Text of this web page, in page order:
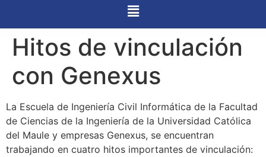
Hitos de vinculación
con Genexus
La Escuela de Ingeniería Civil Informática de la Facultad
de Ciencias de la Ingeniería de la Universidad Católica
del Maule y empresas Genexus, se encuentran
trabajando en cuatro hitos importantes de vinculación: